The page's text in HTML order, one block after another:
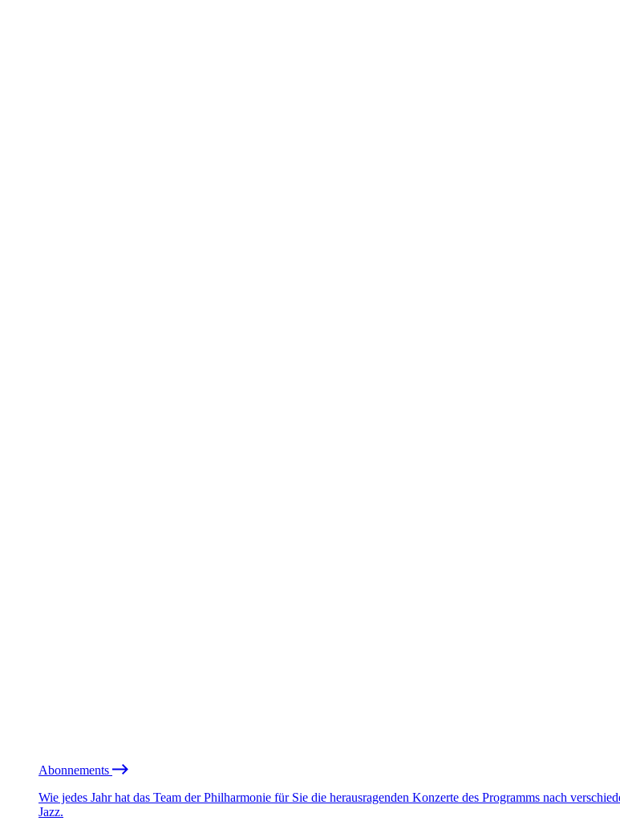
Abonnements
Wie jedes Jahr hat das Team der Philharmonie für Sie die herausragenden Konzerte des Programms nach
Jazz.